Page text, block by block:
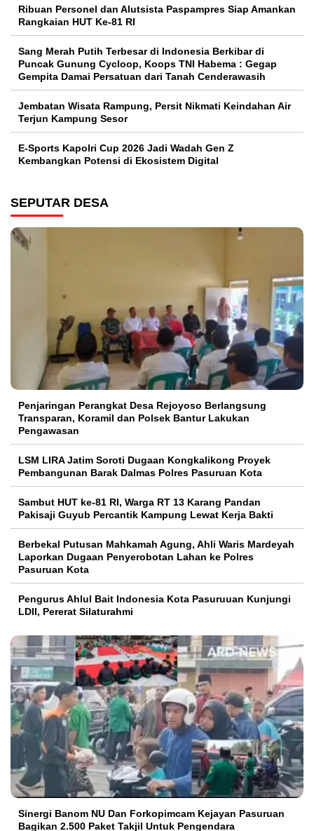
Ribuan Personel dan Alutsista Paspampres Siap Amankan
Rangkaian HUT Ke-81 RI
Sang Merah Putih Terbesar di Indonesia Berkibar di
Puncak Gunung Cycloop, Koops TNI Habema : Gegap
Gempita Damai Persatuan dari Tanah Cenderawasih
Jembatan Wisata Rampung, Persit Nikmati Keindahan Air
Terjun Kampung Sesor
E-Sports Kapolri Cup 2026 Jadi Wadah Gen Z
Kembangkan Potensi di Ekosistem Digital
SEPUTAR DESA
Penjaringan Perangkat Desa Rejoyoso Berlangsung
Transparan, Koramil dan Polsek Bantur Lakukan
Pengawasan
LSM LIRA Jatim Soroti Dugaan Kongkalikong Proyek
Pembangunan Barak Dalmas Polres Pasuruan Kota
Sambut HUT ke-81 RI, Warga RT 13 Karang Pandan
Pakisaji Guyub Percantik Kampung Lewat Kerja Bakti
Berbekal Putusan Mahkamah Agung, Ahli Waris Mardeyah
Laporkan Dugaan Penyerobotan Lahan ke Polres
Pasuruan Kota
Pengurus Ahlul Bait Indonesia Kota Pasuruuan Kunjungi
LDII, Pererat Silaturahmi
Sinergi Banom NU Dan Forkopimcam Kejayan Pasuruan
Bagikan 2.500 Paket Takjil Untuk Pengendara